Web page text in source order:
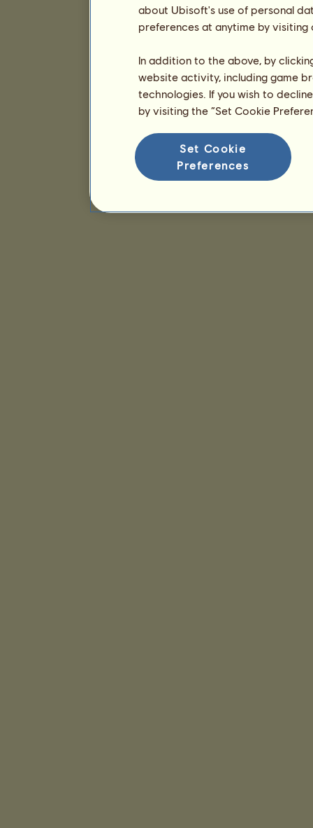
about Ubisoft's use of personal
preferences at anytime by
In addition to the above, by
website activity, including game
technologies. If you wish to
by visiting the “Set Cookie
Set Cookie
Preferences